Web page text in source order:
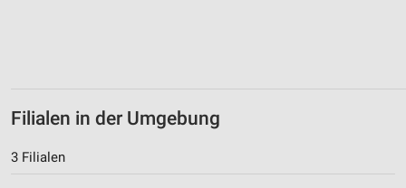
Filialen in der Umgebung
3 Filialen
von Inhalten